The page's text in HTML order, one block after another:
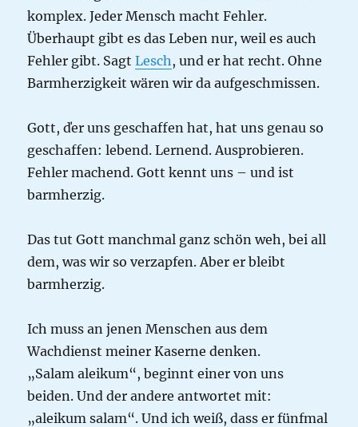
komplex. Jeder Mensch macht Fehler.
Überhaupt gibt es das Leben nur, weil es auch
Fehler gibt. SagtLesch, und er hat recht. Ohne
Barmherzigkeit wären wir da aufgeschmissen.
Gott, ďer uns geschaffen hat, hat uns genau so
geschaffen: lebend. Lernend. Ausprobieren.
Fehler machend. Gott kennt uns – und ist
barmherzig.
Das tut Gott manchmal ganz schön weh, bei all
dem, was wir so verzapfen. Aber er bleibt
barmherzig.
Ich muss an jenen Menschen aus dem
Wachdienst meiner Kaserne denken.
„Salam aleikum“, beginnt einer von uns
beiden. Und der andere antwortet mit:
„aleikum salam“. Und ich weiß, dass er fünfmal